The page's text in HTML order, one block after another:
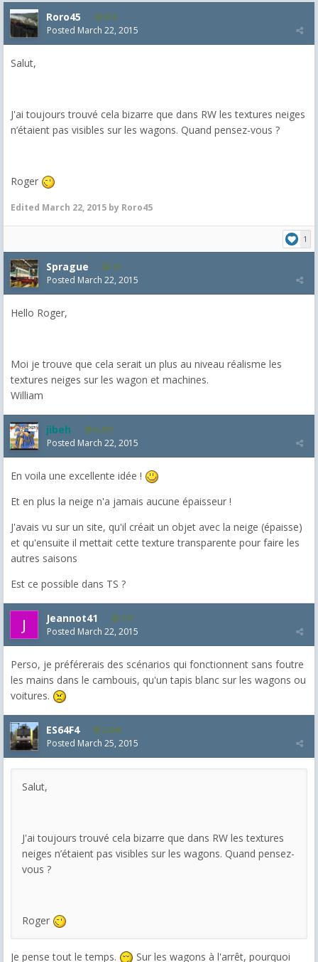
Roro45 818
Posted March 22, 2015
Salut,
J'ai toujours trouvé cela bizarre que dans RW les textures neiges
n’étaient pas visibles sur les wagons. Quand pensez-vous ?
Roger
Edited March 22, 2015 by Roro45
1
Sprague 18
Posted March 22, 2015
Hello Roger,
Moi je trouve que cela serait un plus au niveau réalisme les
textures neiges sur les wagon et machines.
William
jibeh 5,472
Posted March 22, 2015
En voila une excellente idée !
Et en plus la neige n'a jamais aucune épaisseur !
J'avais vu sur un site, qu'il créait un objet avec la neige (épaisse)
et qu'ensuite il mettait cette texture transparente pour faire les
autres saisons
Est ce possible dans TS ?
Jeannot41 171
Posted March 22, 2015
Perso, je préférerais des scénarios qui fonctionnent sans foutre
les mains dans le cambouis, qu'un tapis blanc sur les wagons ou
voitures.
ES64F4 2,046
Posted March 25, 2015
Salut,
J'ai toujours trouvé cela bizarre que dans RW les textures
neiges n’étaient pas visibles sur les wagons. Quand pensez-
vous ?
Roger
Je pense tout le temps. Sur les wagons à l'arrêt, pourquoi